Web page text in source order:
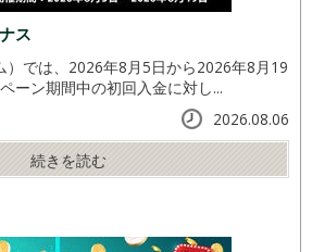
ス
）では、2026年8月5日から2026年8月19
ーン期間中の初回入金に対し...
2026.08.06
続きを読む